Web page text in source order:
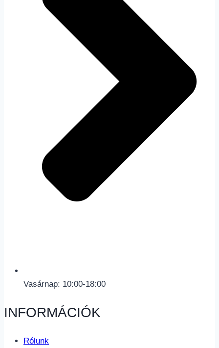
Vasárnap: 10:00-18:00
INFORMÁCIÓK
Rólunk